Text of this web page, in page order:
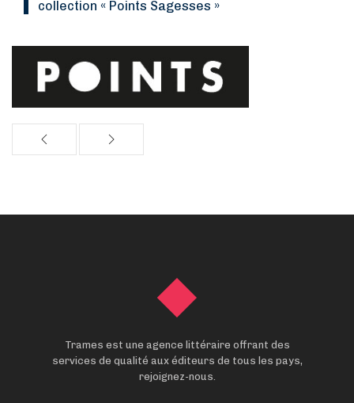
Collection « Points Sagesses »
Trames est une agence littéraire offrant des
services de qualité aux éditeurs de tous les pays,
rejoignez-nous.